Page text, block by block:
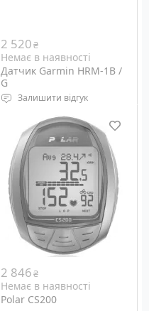
2 520₴
Немає в наявності
Датчик Garmin HRM-1B /
G
Залишити відгук
Датчик серцевого ритму
2 846₴
Немає в наявності
Polar CS200